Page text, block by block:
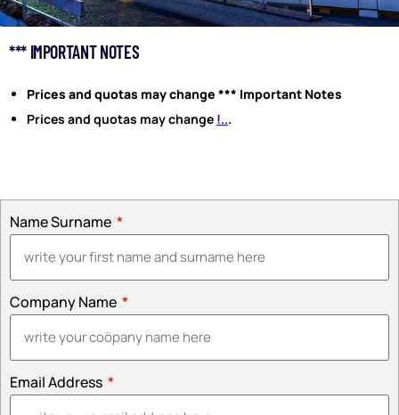
*** IMPORTANT NOTES
Prices and quotas may change *** Important Notes
Prices and quotas may change !...
Name Surname
Company Name
Email Address